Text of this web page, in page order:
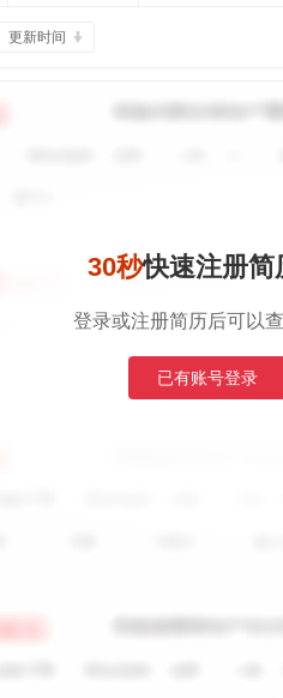
更新时间
30秒快速注册简
登录或注册简历后可以
已有账号登录